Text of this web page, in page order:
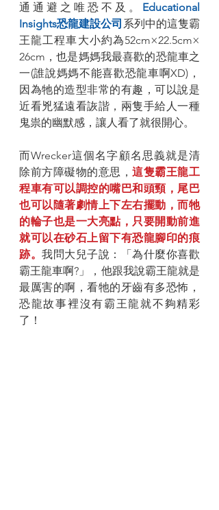
通通避之唯恐不及。 Educational
Insights恐龍建設公司 系列中的這隻霸
王龍工程車大小約為52cm×22.5cm×
26cm，也是媽媽我最喜歡的恐龍車之
一(誰說媽媽不能喜歡恐龍車啊XD)，
因為牠的造型非常的有趣，可以說是
近看兇猛遠看詼諧，兩隻手給人一種
鬼祟的幽默感，讓人看了就很開心。
而Wrecker這個名字顧名思義就是清
除前方障礙物的意思，這隻霸王龍工
程車有可以調控的嘴巴和頭頸，尾巴
也可以隨著劇情上下左右擺動，而牠
的輪子也是一大亮點，只要開動前進
就可以在砂石上留下有恐龍腳印的痕
跡。我問大兒子說：「為什麼你喜歡
霸王龍車啊?」，他跟我說霸王龍就是
最厲害的啊，看牠的牙齒有多恐怖，
恐龍故事裡沒有霸王龍就不夠精彩
了！